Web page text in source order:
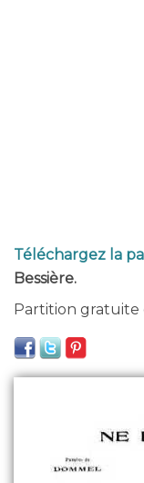
Téléchargez la
Bessière.
Partition gratuite